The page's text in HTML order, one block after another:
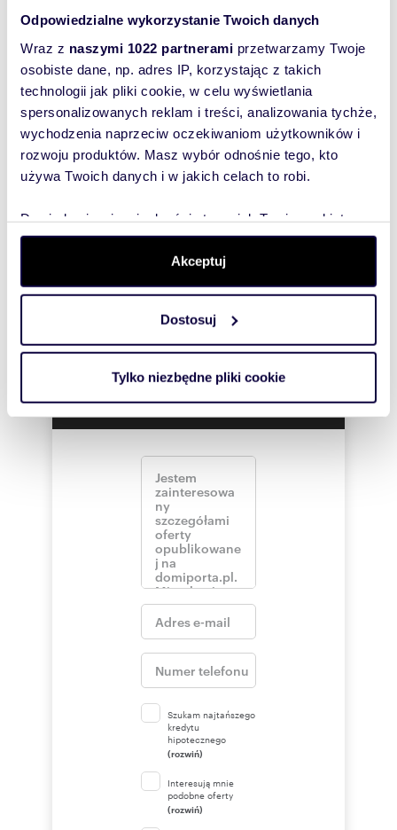
Odpowiedzialne wykorzystanie Twoich danych
Wraz z naszymi 1022 partnerami przetwarzamy Twoje
osobiste dane, np. adres IP, korzystając z takich
technologii jak pliki cookie, w celu wyświetlania
spersonalizowanych reklam i treści, analizowania tychże,
wychodzenia naprzeciw oczekiwaniom użytkowników i
rozwoju produktów. Masz wybór odnośnie tego, kto
używa Twoich danych i w jakich celach to robi.
Dowiedz się więcej odnośnie tego, jak Twoje osobiste
dane są przetwarzane oraz ustaw własne preferencje w
. W Deklaracji plików cookie możesz
zmienić lub wycofać swoją zgodę w dowolnej chwili.
Wykorzystujemy pliki cookie do spersonalizowania treści
i reklam, aby oferować funkcje społecznościowe i
korzystasz z naszej witryny, udostępniamy partnerom
Partnerzy mogą połączyć te informacje z innymi danymi
korzystania z ich usług.
Akceptuj
Dostosuj
Tylko niezbędne pliki cookie
Gwarantujemy sprawne i bezpieczne
przeprowadzenie transakcji, pełną obsługę
prawno-organizacyjną oraz atrakcyjne warunki
pośrednictwa.
Numer oferty: 7821
Stary
pięknym widokiem na Mokotowie
1 149 000 zł
mieszkanie Warszawa, Mokotów,
Puławska
Wyślij
wiadomość
To najlepszy
sposób, aby
właściciel
oferty
szybko się z
Tobą
skontaktował!
Szukam najtańszego
kredytu
hipotecznego
(rozwiń)
Interesują mnie
podobne oferty
(rozwiń)